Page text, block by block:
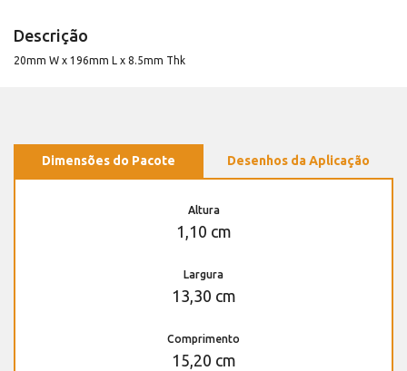
Descrição
20mm W x 196mm L x 8.5mm Thk
Dimensões do Pacote Desenhos da Aplicação
Altura
1,10 cm
Largura
13,30 cm
Comprimento
15,20 cm